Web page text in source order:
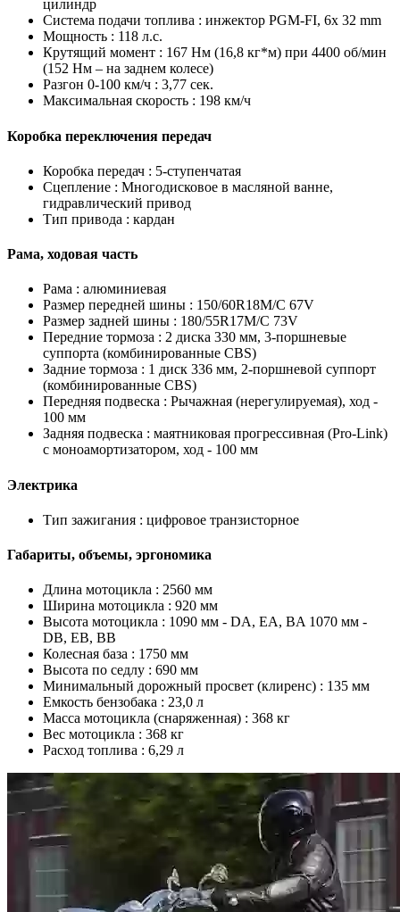
цилиндр
Система подачи топлива : инжектор PGM-FI, 6x 32 mm
Мощность : 118 л.с.
Крутящий момент : 167 Нм (16,8 кг*м) при 4400 об/мин
(152 Нм – на заднем колесе)
Разгон 0-100 км/ч : 3,77 сек.
Максимальная скорость : 198 км/ч
Коробка переключения передач
Коробка передач : 5-ступенчатая
Сцепление : Многодисковое в масляной ванне,
гидравлический привод
Тип привода : кардан
Рама, ходовая часть
Рама : алюминиевая
Размер передней шины : 150/60R18M/C 67V
Размер задней шины : 180/55R17M/C 73V
Передние тормоза : 2 диска 330 мм, 3-поршневые
суппорта (комбинированные CBS)
Задние тормоза : 1 диск 336 мм, 2-поршневой суппорт
(комбинированные CBS)
Передняя подвеска : Рычажная (нерегулируемая), ход -
100 мм
Задняя подвеска : маятниковая прогрессивная (Pro-Link)
с моноамортизатором, ход - 100 мм
Электрика
Тип зажигания : цифровое транзисторное
Габариты, объемы, эргономика
Длина мотоцикла : 2560 мм
Ширина мотоцикла : 920 мм
Высота мотоцикла : 1090 мм - DA, EA, BA 1070 мм -
DB, EB, BB
Колесная база : 1750 мм
Высота по седлу : 690 мм
Минимальный дорожный просвет (клиренс) : 135 мм
Емкость бензобака : 23,0 л
Масса мотоцикла (снаряженная) : 368 кг
Вес мотоцикла : 368 кг
Расход топлива : 6,29 л